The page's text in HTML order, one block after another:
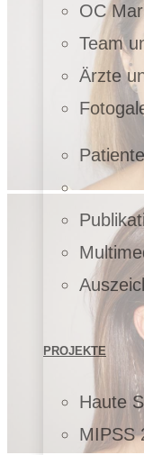
OC
Team
Ärzte
PROJEKTE
Haute
MIPSS